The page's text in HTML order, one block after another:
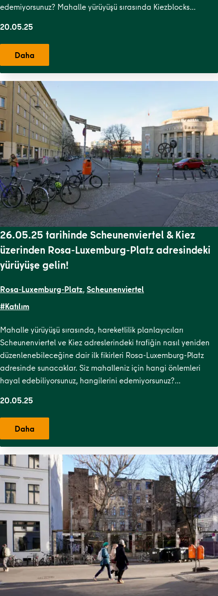
edemiyorsunuz? Mahalle yürüyüşü sırasında Kiezblocks…
20.05.25
Daha
26.05.25 tarihinde Scheunenviertel & Kiez
üzerinden Rosa-Luxemburg-Platz adresindeki
yürüyüşe gelin!
Rosa-Luxemburg-Platz,Scheunenviertel
#Katılım
Mahalle yürüyüşü sırasında, hareketlilik planlayıcıları
Scheunenviertel ve Kiez adreslerindeki trafiğin nasıl yeniden
düzenlenebileceğine dair ilk fikirleri Rosa-Luxemburg-Platz
adresinde sunacaklar. Siz mahalleniz için hangi önlemleri
hayal edebiliyorsunuz, hangilerini edemiyorsunuz?…
20.05.25
Daha